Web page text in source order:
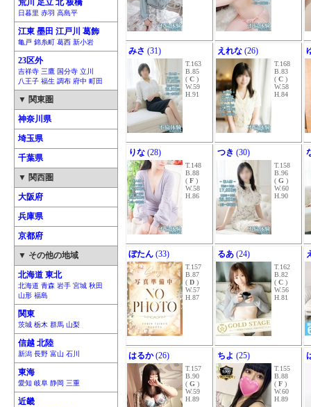
荒川 足立 北 板橋
日暮里 赤羽 高島平
江東 墨田 江戸川 葛飾
亀戸 錦糸町 葛西 新小岩
23区外
吉祥寺 三鷹 国分寺 立川
八王子 福生 調布 府中 町田
▼ 関東圏
神奈川県
埼玉県
千葉県
▼ 関西圏
大阪府
兵庫県
京都府
▼ その他の地域
北海道 東北
北海道 青森 岩手 宮城 秋田
山形 福島
関東
茨城 栃木 群馬 山梨
信越 北陸
新潟 長野 富山 石川
東海
愛知 岐阜 静岡 三重
近畿
みさ (31)
T.163
B.85
( C )
W.59
H.91
えれな (26)
T.168
B.83
( C )
W.58
H.84
りな (28)
T.148
B.88
( F )
W.58
H.86
つき (30)
T.158
B.96
( G )
W.60
H.90
ぼたん (33)
T.157
B.87
( D )
W.57
H.87
るあ (24)
T.162
B.82
( C )
W.56
H.81
はるか(26)
T.157
B.90
( G )
W.59
H.89
ちよ (25)
T.155
B.88
( F )
W.60
H.89